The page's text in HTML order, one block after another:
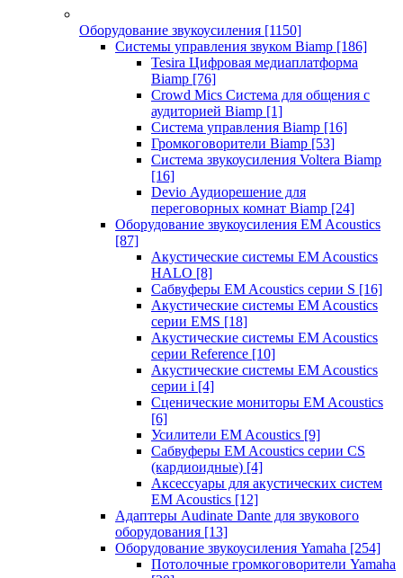
Оборудование звукоусиления [1150]
Системы управления звуком Biamp [186]
Tesira Цифровая медиаплатформа
Biamp [76]
Crowd Mics Система для общения с
аудиторией Biamp [1]
Система управления Biamp [16]
Громкоговорители Biamp [53]
Система звукоусиления Voltera Biamp
[16]
Devio Аудиорешение для
переговорных комнат Biamp [24]
Оборудование звукоусиления EM Acoustics
[87]
Акустические системы EM Acoustics
HALO [8]
Сабвуферы EM Acoustics серии S [16]
Акустические системы EM Acoustics
серии EMS [18]
Акустические системы EM Acoustics
серии Reference [10]
Акустические системы EM Acoustics
серии i [4]
Сценические мониторы EM Acoustics
[6]
Усилители EM Acoustics [9]
Сабвуферы EM Acoustics серии CS
(кардиоидные) [4]
Аксессуары для акустических систем
EM Acoustics [12]
Адаптеры Audinate Dante для звукового
оборудования [13]
Оборудование звукоусиления Yamaha [254]
Потолочные громкоговорители Yamaha